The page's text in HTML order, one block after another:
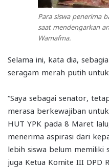
Para siswa penerima
saat mendengarkan
Wamafma.
Selama ini, kata dia,
seragam merah putih
“Saya sebagai senator,
merasa berkewajiban
HUT YPK pada 8 Maret
menerima aspirasi dari
lebih siswa belum memiliki
juga Ketua Komite III DPD